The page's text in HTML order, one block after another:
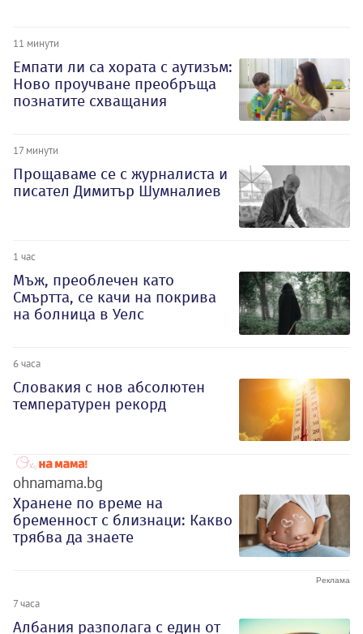
11 минути
Емпати ли са хората с аутизъм:
Ново проучване преобръща
познатите схващания
17 минути
Прощаваме се с журналиста и
писател Димитър Шумналиев
1 час
Мъж, преоблечен като
Смъртта, се качи на покрива
на болница в Уелс
6 часа
Словакия с нов абсолютен
температурен рекорд
ohnamama.bg
Хранене по време на
бременност с близнаци: Какво
трябва да знаете
7 часа
Албания разполага с един от